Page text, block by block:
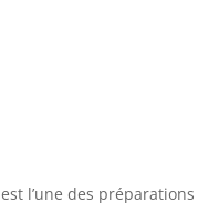
est l’une des